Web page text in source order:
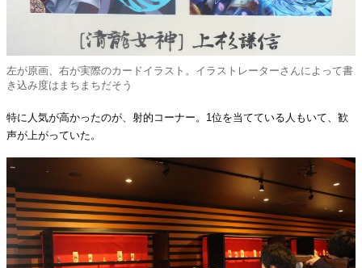
左が原画、右が実際のカードイラスト。イラストレーターさんによって書
き込み度はまちまちだそう
特に人気が高かったのが、射的コーナー。1位を当てている人もいて、歓
声が上がっていた。